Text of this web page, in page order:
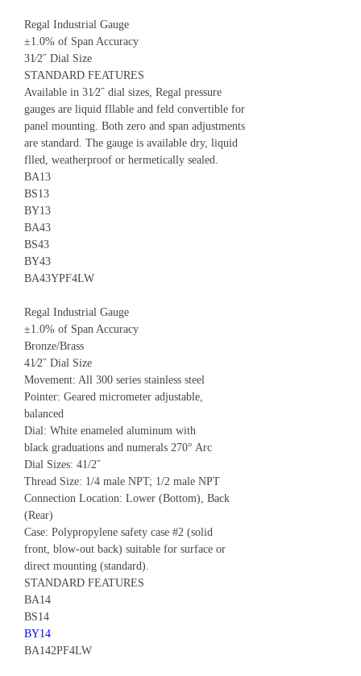
Regal Industrial Gauge
±1.0% of Span Accuracy
31⁄2˝ Dial Size
STANDARD FEATURES
Available in 31⁄2˝ dial sizes, Regal pressure
gauges are liquid fllable and feld convertible for
panel mounting. Both zero and span adjustments
are standard. The gauge is available dry, liquid
flled, weatherproof or hermetically sealed.
BA13
BS13
BY13
BA43
BS43
BY43
BA43YPF4LW
Regal Industrial Gauge
±1.0% of Span Accuracy
Bronze/Brass
41⁄2˝ Dial Size
Movement: All 300 series stainless steel
Pointer: Geared micrometer adjustable,
balanced
Dial: White enameled aluminum with
black graduations and numerals 270° Arc
Dial Sizes: 41/2˝
Thread Size: 1/4 male NPT; 1/2 male NPT
Connection Location: Lower (Bottom), Back
(Rear)
Case: Polypropylene safety case #2 (solid
front, blow-out back) suitable for surface or
direct mounting (standard).
STANDARD FEATURES
BA14
BS14
BY14
BA142PF4LW